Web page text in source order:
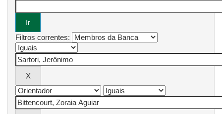
Filtros correntes: